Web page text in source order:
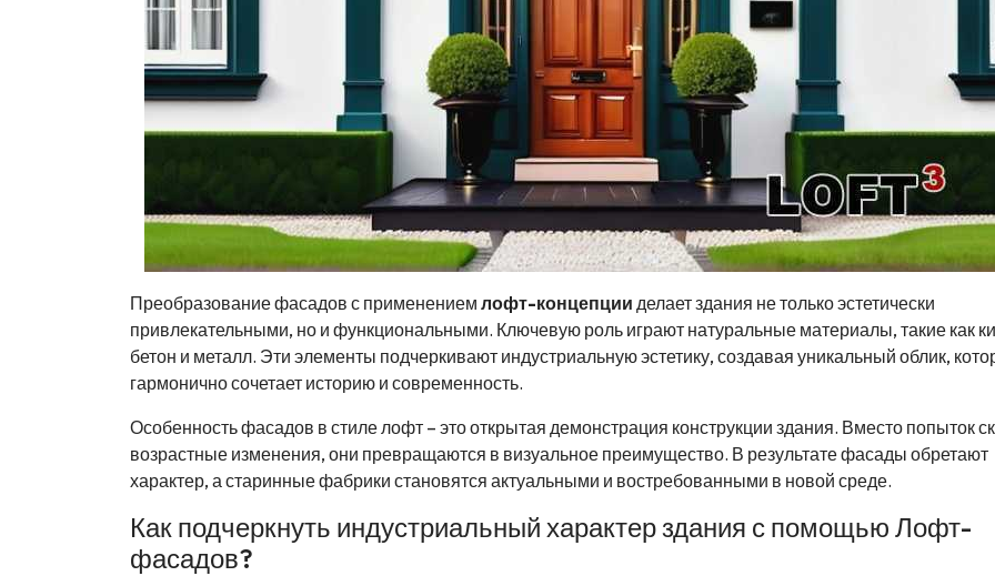
Преобразование фасадов с применением лофт-концепции делает здания не только эстетически
привлекательными, но и функциональными. Ключевую роль играют натуральные материалы, такие как
бетон и металл. Эти элементы подчеркивают индустриальную эстетику, создавая уникальный облик,
гармонично сочетает историю и современность.
Особенность фасадов в стиле лофт – это открытая демонстрация конструкции здания. Вместо попыток
возрастные изменения, они превращаются в визуальное преимущество. В результате фасады обретают
характер, а старинные фабрики становятся актуальными и востребованными в новой среде.
Как подчеркнуть индустриальный характер здания с помощью Лофт-
фасадов?